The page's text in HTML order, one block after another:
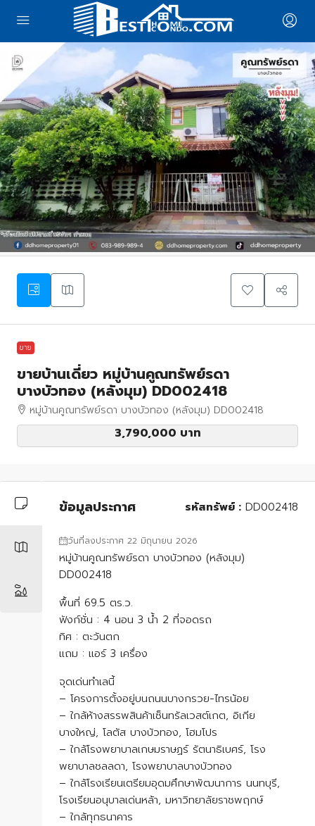
ขาย
ขายบ้านเดี่ยว หมู่บ้านคูณทรัพย์รดา
บางบัวทอง (หลังมุม) DD002418
หมู่บ้านคูณทรัพย์รดา บางบัวทอง (หลังมุม) DD002418
3,790,000 บาท
ข้อมูลประกาศ รหัสทรัพย์ : DD002418
วันที่ลงประกาศ 22 มิถุนายน 2026
หมู่บ้านคูณทรัพย์รดา บางบัวทอง (หลังมุม)
DD002418
พื้นที่ 69.5 ตร.ว.
ฟังก์ชั่น : 4 นอน 3 น้ำ 2 ที่จอดรถ
ทิศ : ตะวันตก
แถม : แอร์ 3 เครื่อง
จุดเด่นทำเลนี้
– โครงการตั้งอยู่บนถนนบางกรวย-ไทรน้อย
– ใกล้ห้างสรรพสินค้าเซ็นทรัลเวสต์เกต, อิเกีย
บางใหญ่, โลตัส บางบัวทอง, โฮมโปร
– ใกล้โรงพยาบาลเกษมราษฏร์ รัตนาธิเบศร์, โรง
พยาบาลชลลดา,​ โรงพยาบาลบางบัวทอง
– ใกล้โรงเรียนเตรียมอุดมศึกษาพัฒนาการ นนทบุรี,
โรงเรียนอนุบาลเด่นหล้า, มหาวิทยาลัยราชพฤกษ์
– ใกล้ทุกธนาคาร